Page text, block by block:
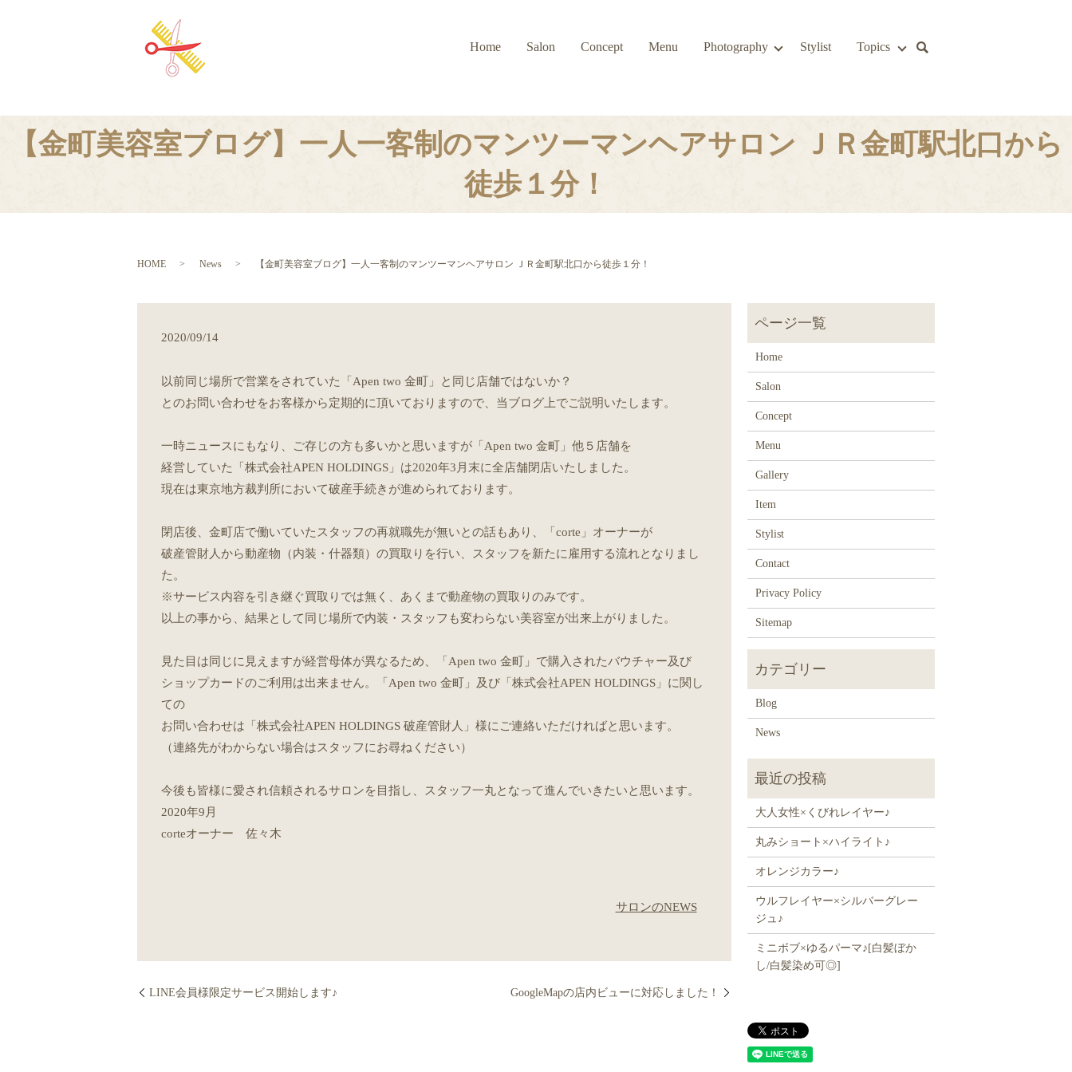
Home Salon Concept Menu Photography Stylist Topics
【金町美容室ブログ】一人一客制のマンツーマンヘアサロン ＪＲ金町駅北口から
徒歩１分！
HOME News 【金町美容室ブログ】一人一客制のマンツーマンヘアサロン ＪＲ金町駅北口から徒歩１分！
2020/09/14
以前同じ場所で営業をされていた「Apen two 金町」と同じ店舗ではないか？
とのお問い合わせをお客様から定期的に頂いておりますので、当ブログ上でご説明いたします。
一時ニュースにもなり、ご存じの方も多いかと思いますが「Apen two 金町」他５店舗を
経営していた「株式会社APEN HOLDINGS」は2020年3月末に全店舗閉店いたしました。
現在は東京地方裁判所において破産手続きが進められております。
閉店後、金町店で働いていたスタッフの再就職先が無いとの話もあり、「corte」オーナーが
破産管財人から動産物（内装・什器類）の買取りを行い、スタッフを新たに雇用する流れとなりまし
た。
※サービス内容を引き継ぐ買取りでは無く、あくまで動産物の買取りのみです。
以上の事から、結果として同じ場所で内装・スタッフも変わらない美容室が出来上がりました。
見た目は同じに見えますが経営母体が異なるため、「Apen two 金町」で購入されたバウチャー及び
ショップカードのご利用は出来ません。「Apen two 金町」及び「株式会社APEN HOLDINGS」に関し
ての
お問い合わせは「株式会社APEN HOLDINGS 破産管財人」様にご連絡いただければと思います。
（連絡先がわからない場合はスタッフにお尋ねください）
今後も皆様に愛され信頼されるサロンを目指し、スタッフ一丸となって進んでいきたいと思います。
2020年9月
corteオーナー 佐々木
サロンのNEWS
LINE会員様限定サービス開始します♪ GoogleMapの店内ビューに対応しました！
Home
Salon
Concept
Menu
Gallery
Item
Stylist
Contact
Privacy Policy
Sitemap
Blog
News
大人女性×くびれレイヤー♪
丸みショート×ハイライト♪
オレンジカラー♪
ウルフレイヤー×シルバーグレー
ジュ♪
ミニボブ×ゆるパーマ♪[白髪ぼか
し/白髪染め可◎]